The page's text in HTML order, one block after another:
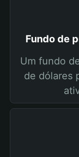
Fundo de
Um fundo
de dólares